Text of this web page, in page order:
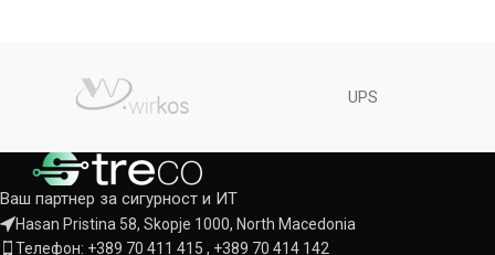
Total PoE Power: 65W (Port 1 -
4 )
Support Vlan
Switch Mode: Port 1-4:
10/100M auto-sensing. @100
meters; Port 5-6: 100M @ 100
meters
UPS
Ваш партнер за сигурност и ИТ
Hasan Pristina 58, Skopje 1000, North Macedonia
Телефон: +389 70 411 415 , +389 70 414 142